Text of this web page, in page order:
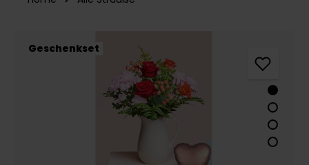
Geschenkset